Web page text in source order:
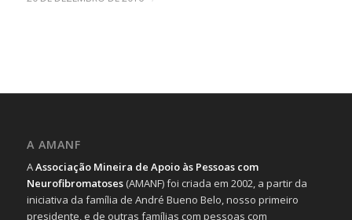
A AMANF
AAssociação Mineira de Apoio às Pessoas com
Neurofibromatoses(AMANF) foi criada em 2002, a partir da
iniciativa da família de André Bueno Belo, nosso primeiro
presidente, e de outras famílias com pessoas com